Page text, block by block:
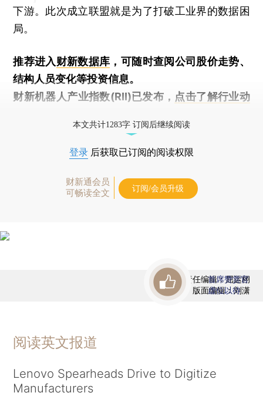
下游。此次成立联盟就是为了打破工业界的数据困
局。
推荐进入财新数据库 ，可随时查阅公司股价走势、
结构人员变化等投资信息。
财新机器人产业指数(RII)已发布， 点击了解行业动
本文共计1283字 订阅后继续阅读
登录 后获取已订阅的阅读权限
财新通会员
可畅读全文
订阅/会员升级
责任编辑：屈运栩
版面编辑：刘潇
首席赞赏官
虚位以待
阅读英文报道
Lenovo Spearheads Drive to Digitize
Manufacturers